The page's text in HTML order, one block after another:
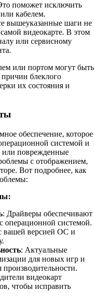
поможет исключить
кабелем.
вышеуказанные шаги не
видеокарте. В этом
или сервисному
или портом могут быть
блеклого
их состояния и
обеспечение, которое
системой и
или поврежденные
с отображением,
Вот подробнее, как
: Драйверы обеспечивают
операционной системой.
вашей версией ОС и
: Актуальные
для новых игр и
видеокарт
чтобы исправить